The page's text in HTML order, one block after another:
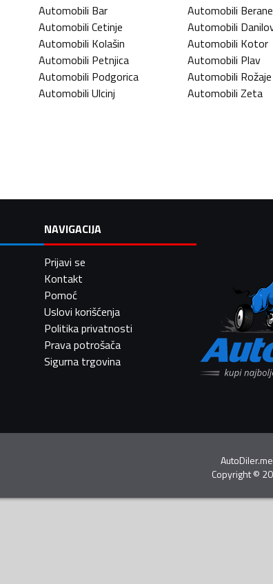
Automobili Bar Automobili Berane
Automobili Cetinje Automobili
Automobili Kolašin Automobili Kotor
Automobili Petnjica Automobili Plav
Automobili Podgorica Automobili Rožaje
Automobili Ulcinj Automobili Zeta
NAVIGACIJA
Prijavi se
Kontakt
Pomoć
Uslovi korišćenja
Politika privatnosti
Prava potrošača
Sigurna trgovina
Copyright©